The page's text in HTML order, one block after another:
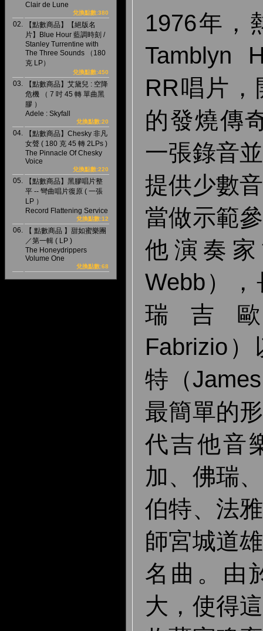
Clair de Lune
兌換點數:380
02.
【點數商品】【絕版名
片】Blue Hour 藍調時刻 /
Stanley Turrentine with
The Three Sounds （180
克 LP）
兌換點數:450
03.
【點數商品】艾黛兒 : 空降
危機 （ 7 吋 45 轉 單曲黑
膠 ）
Adele : Skyfall
兌換點數:20
04.
【點數商品】Chesky 非凡
女聲 ( 180 克 45 轉 2LPs )
The Pinnacle Of Chesky
Voice
兌換點數:220
05.
【點數商品】黑膠唱片整
平 -- 彎曲唱片復原 ( 一張
LP ）
Record Flattening Service
兌換點數:12
06.
【 點數商品 】甜如蜜樂團
／第一輯 ( LP )
The Honeydrippers
Volume One
兌換點數:68
1976年，
Tamblyn
RR唱片
的發燒傳
一張錄音
提供少數
當做示範
他演奏家
Webb）
瑞吉歐
Fabrizio
特（
最簡單的
代吉他音
加、佛瑞
伯特、法
師宮城道
名曲。由
大，使得